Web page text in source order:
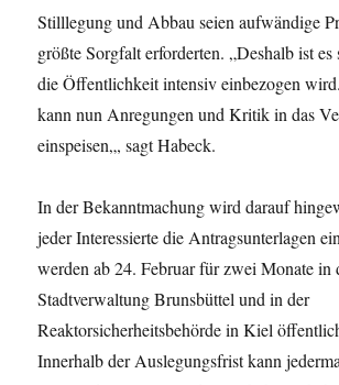
Stilllegung und Abbau seien aufwändige
größte Sorgfalt erforderten. „Deshalb ist
die Öffentlichkeit intensiv einbezogen
kann nun Anregungen und Kritik in das
einspeisen„, sagt Habeck.
In der Bekanntmachung wird darauf
jeder Interessierte die Antragsunterlagen
werden ab 24. Februar für zwei Monate in
Stadtverwaltung Brunsbüttel und in der
Reaktorsicherheitsbehörde in Kiel
Innerhalb der Auslegungsfrist kann